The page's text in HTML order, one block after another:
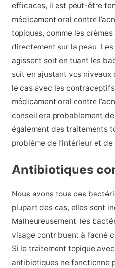
efficaces, il est peut-être
médicament oral contre
topiques, comme les
directement sur la peau.
agissent soit en tuant les
soit en ajustant vos niveaux
le cas avec les
médicament oral contre
conseillera probablement
également des traitements
problème de l’intérieur et de
Antibiotiques
Nous avons tous des
plupart des cas, elles sont
Malheureusement, les
visage contribuent à l’acné
Si le traitement topique
antibiotiques ne fonctionne